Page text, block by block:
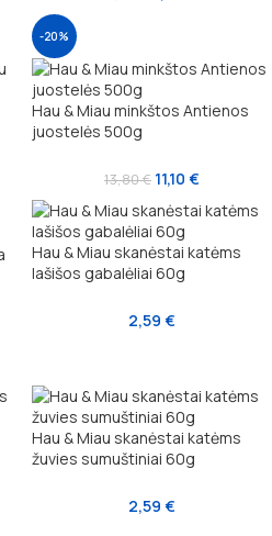
-20%
Hau & Miau minkštos Antienos
juostelės 500g
13,80€ 11,10 €
Hau & Miau skanėstai katėms
lašišos gabalėliai 60g
2,59 €
Hau & Miau skanėstai katėms
žuvies sumuštiniai 60g
2,59 €